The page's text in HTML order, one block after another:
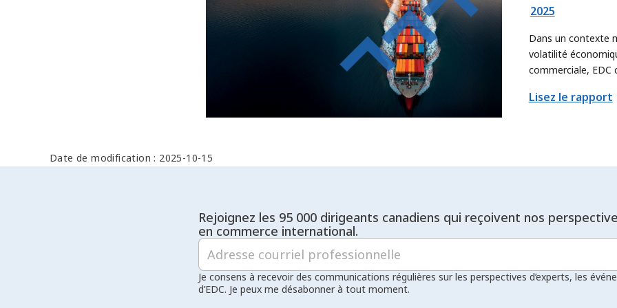
2025
Dans un contexte
volatilité
commerciale, EDC
renouvelée. Nous
exportateurs et les
Lisez le rapport
Date de modification : 2025-10-15
Rejoignez les 95 000 dirigeants canadiens qui reçoivent nos
en commerce international.
Je consens à recevoir des communications régulières sur les perspectives d’experts, les
d’EDC. Je peux me désabonner à tout moment.